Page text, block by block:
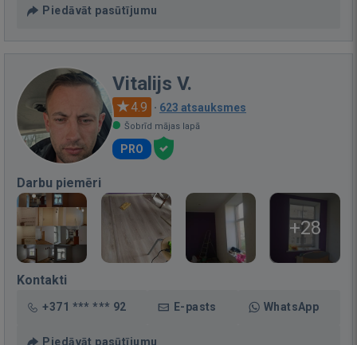
Piedāvāt pasūtījumu
Vitalijs V.
4.9 · 623 atsauksmes
Šobrīd mājas lapā
PRO
Darbu piemēri
+28
Kontakti
+371 *** *** 92 E-pasts WhatsApp
Piedāvāt pasūtījumu